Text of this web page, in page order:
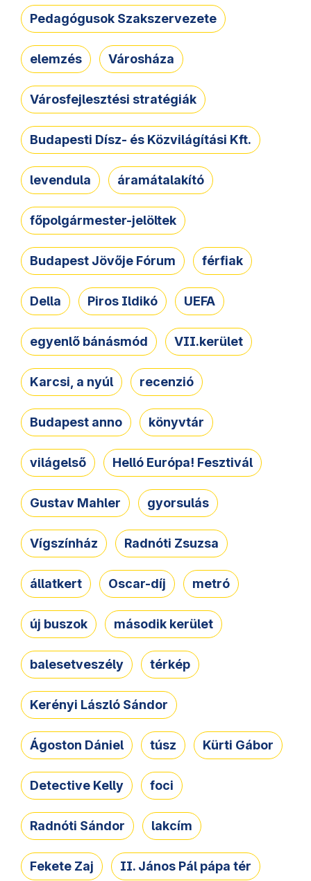
Pedagógusok Szakszervezete
elemzés Városháza
Városfejlesztési stratégiák
Budapesti Dísz- és Közvilágítási Kft.
levendula áramátalakító
főpolgármester-jelöltek
Budapest Jövője Fórum férfiak
Della Piros Ildikó UEFA
egyenlő bánásmód VII.kerület
Karcsi, a nyúl recenzió
Budapest anno könyvtár
világelső Helló Európa! Fesztivál
Gustav Mahler gyorsulás
Vígszínház Radnóti Zsuzsa
állatkert Oscar-díj metró
új buszok második kerület
balesetveszély térkép
Kerényi László Sándor
Ágoston Dániel túsz Kürti Gábor
Detective Kelly foci
Radnóti Sándor lakcím
Fekete Zaj II. János Pál pápa tér